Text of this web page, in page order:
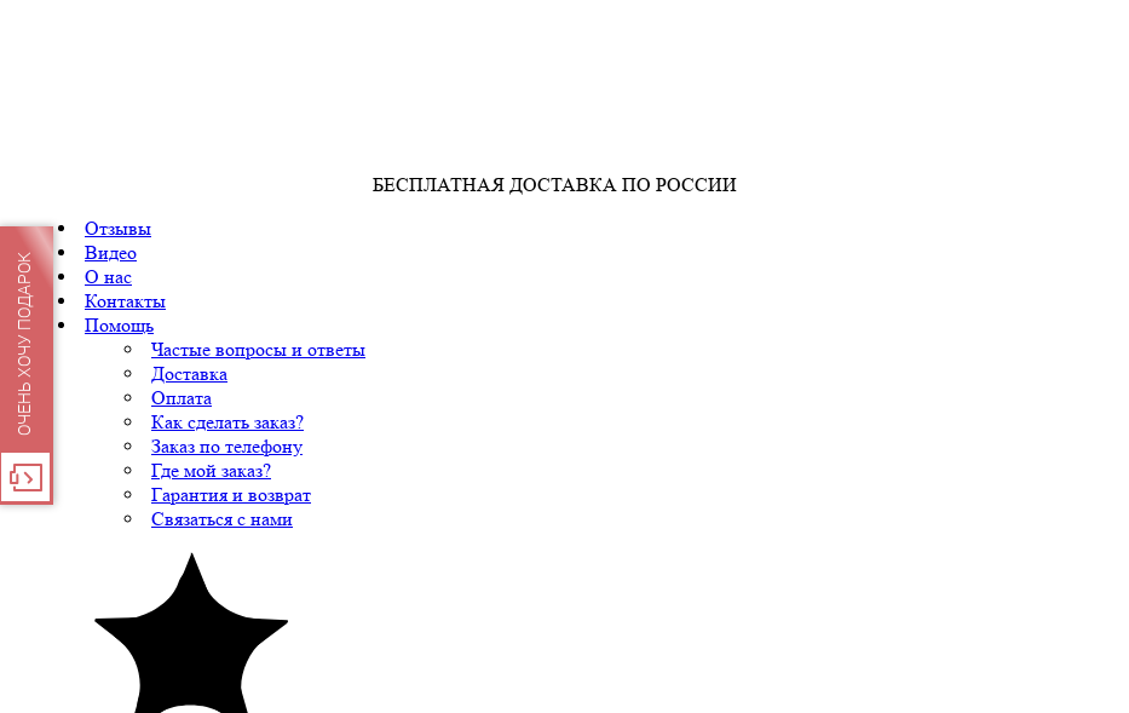
БЕСПЛАТНАЯ ДОСТАВКА ПО РОССИИ
Отзывы
Видео
О нас
Контакты
Помощь
Частые вопросы и ответы
Доставка
Оплата
Как сделать заказ?
Заказ по телефону
Где мой заказ?
Гарантия и возврат
Связаться с нами
ОЧЕНЬ ХОЧУ ПОДАРОК